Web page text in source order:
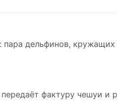
дельфинов,
фактуру чешуи и